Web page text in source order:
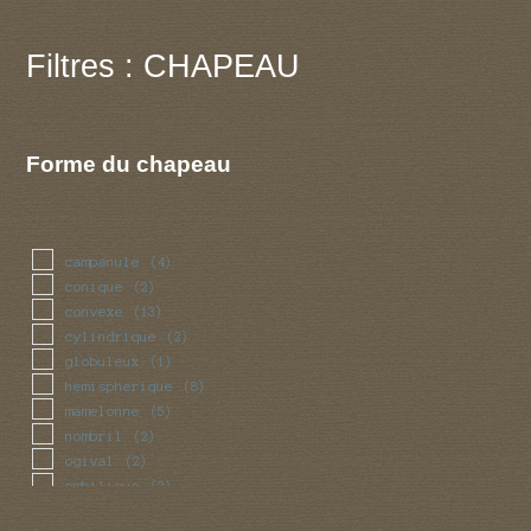
Filtres : CHAPEAU
Forme du chapeau
campanule (4)
conique (2)
convexe (13)
cylindrique (2)
globuleux (1)
hemispherique (8)
mamelonne (5)
nombril (2)
ogival (2)
ombilique (2)